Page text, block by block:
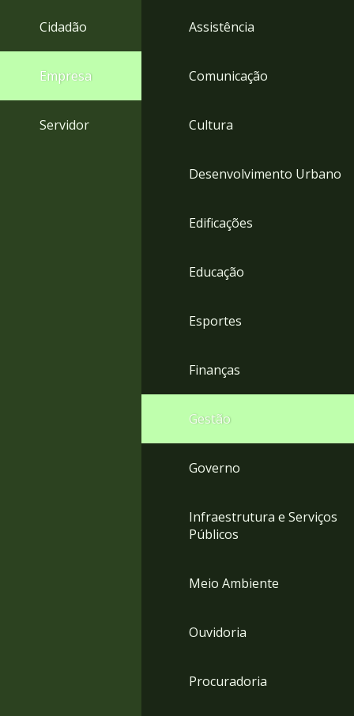
Cidadão
Empresa
Servidor
Assistência
Comunicação
Cultura
Desenvolvimento Urbano
Edificações
Educação
Esportes
Finanças
Gestão
Governo
Infraestrutura e Serviços
Públicos
Meio Ambiente
Ouvidoria
Procuradoria